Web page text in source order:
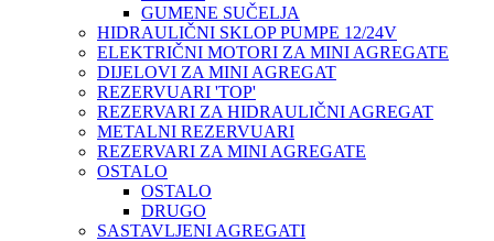
GUMENE SUČELJA
HIDRAULIČNI SKLOP PUMPE 12/24V
ELEKTRIČNI MOTORI ZA MINI AGREGATE
DIJELOVI ZA MINI AGREGAT
REZERVUARI 'TOP'
REZERVARI ZA HIDRAULIČNI AGREGAT
METALNI REZERVUARI
REZERVARI ZA MINI AGREGATE
OSTALO
OSTALO
DRUGO
SASTAVLJENI AGREGATI